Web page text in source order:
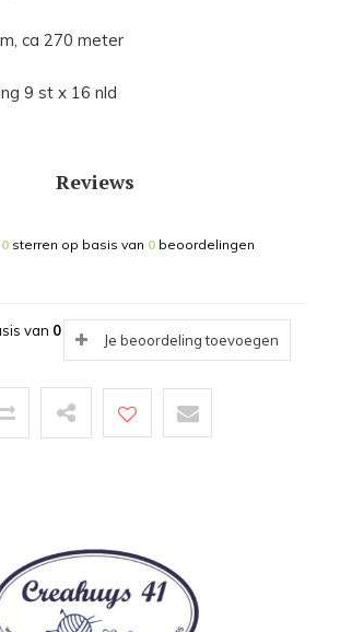
ca 270 meter
9 st x 16 nld
Reviews
0 sterren op basis van 0 beoordelingen
van 0
Je beoordeling toevoegen